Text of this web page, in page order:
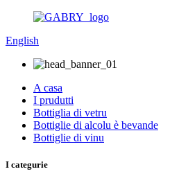
English
A casa
I prudutti
Bottiglia di vetru
Bottiglie di alcolu è bevande
Bottiglie di vinu
I categurie